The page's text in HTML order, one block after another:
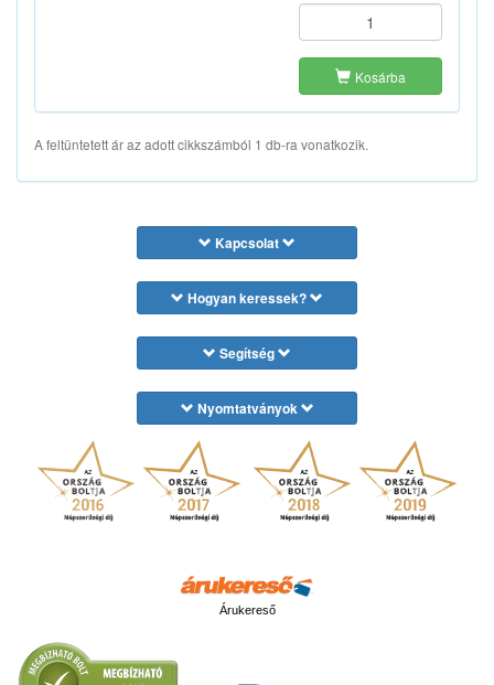
Kosárba
A feltüntetett ár az adott cikkszámból 1 db-ra vonatkozik.
Kapcsolat
Hogyan keressek?
Segítség
Nyomtatványok
Árukereső